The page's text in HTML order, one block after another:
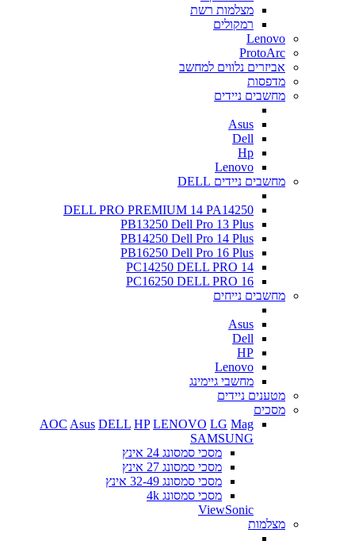
מצלמות רשת
רמקולים
Lenovo
ProtoArc
אביזרים נלווים למחשב
מדפסות
מחשבים ניידים
Asus
Dell
Hp
Lenovo
מחשבים ניידים DELL
DELL PRO PREMIUM 14 PA14250
PB13250 Dell Pro 13 Plus
PB14250 Dell Pro 14 Plus
PB16250 Dell Pro 16 Plus
PC14250 DELL PRO 14
PC16250 DELL PRO 16
מחשבים נייחים
Asus
Dell
HP
Lenovo
מחשבי גיימינג
מטענים ניידים
מסכים
AOC Asus DELL HP LENOVO LG Mag
SAMSUNG
מסכי סמסונג 24 אינץ
מסכי סמסונג 27 אינץ
מסכי סמסונג 32-49 אינץ
מסכי סמסונג 4k
ViewSonic
מצלמות